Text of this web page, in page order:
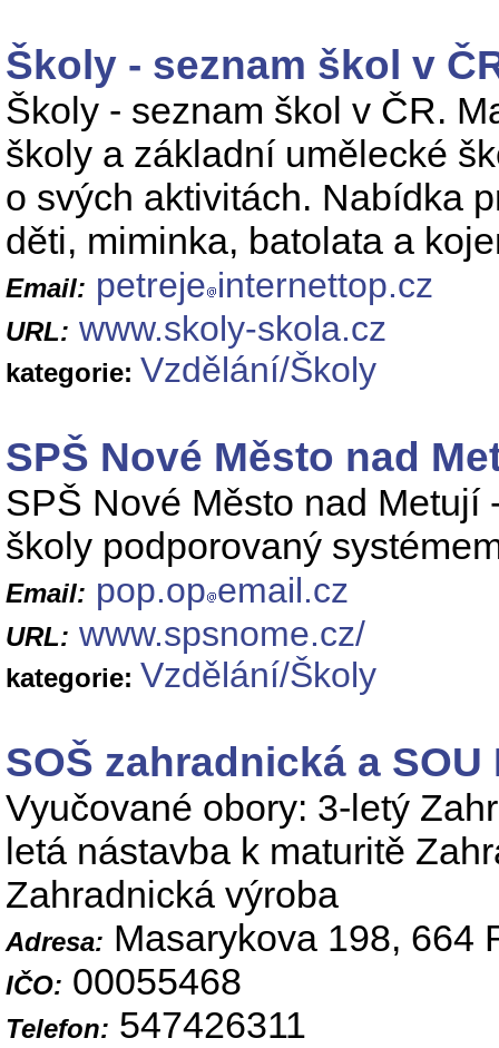
Školy - seznam škol v
Školy - seznam škol v ČR.
školy a základní umělecké
o svých aktivitách. Nabídka
děti, miminka, batolata a
Email: petreje internettop.cz
URL: www.skoly-skola.cz
kategorie: Vzdělání/Školy
SPŠ Nové Město nad
SPŠ Nové Město nad
školy podporovaný
Email: pop.op email.cz
URL: www.spsnome.cz/
kategorie: Vzdělání/Školy
SOŠ zahradnická a SOU
Vyučované obory: 3-letý
letá nástavba k maturitě
Zahradnická výroba
Adresa: Masarykova 198, 664
IČO: 00055468
Telefon: 547426311